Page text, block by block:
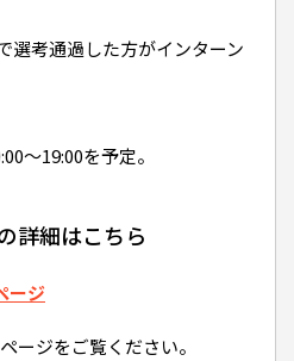
選考通過した方がインターン
〜19:00を予定。
詳細はこちら
ージ
ージをご覧ください。